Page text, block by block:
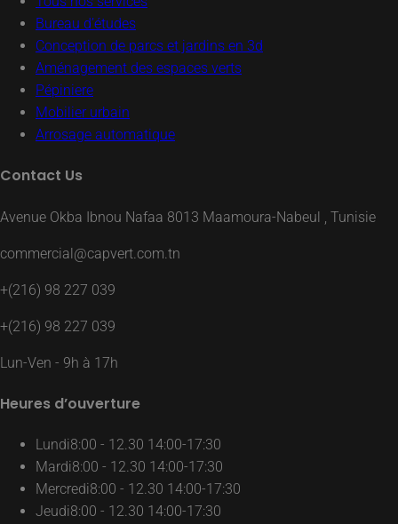
Bureau d’études
Conception de parcs et jardins en 3d
Aménagement des espaces verts
Pépiniere
Mobilier urbain
Arrosage automatique
Contact Us
Avenue Okba Ibnou Nafaa 8013 Maamoura-Nabeul , Tunisie
commercial@capvert.com.tn
+(216) 98 227 039
+(216) 98 227 039
Lun-Ven - 9h à 17h
Heures d’ouverture
Lundi8:00 - 12.30 14:00-17:30
Mardi8:00 - 12.30 14:00-17:30
Mercredi8:00 - 12.30 14:00-17:30
Jeudi8:00 - 12.30 14:00-17:30